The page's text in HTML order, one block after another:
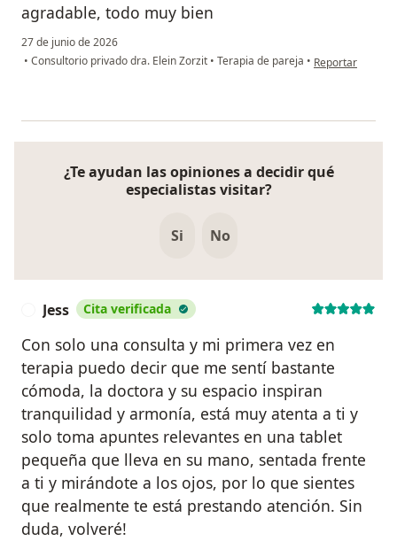
agradable, todo muy bien
27 de junio de 2026
• Consultorio privado dra. Elein Zorzit • Terapia de pareja • en opinión del
Reportar
¿Te ayudan las opiniones a decidir qué
especialistas visitar?
Si No
Jess Cita verificada
Con solo una consulta y mi primera vez en
terapia puedo decir que me sentí bastante
cómoda, la doctora y su espacio inspiran
tranquilidad y armonía, está muy atenta a ti y
solo toma apuntes relevantes en una tablet
pequeña que lleva en su mano, sentada frente
a ti y mirándote a los ojos, por lo que sientes
que realmente te está prestando atención. Sin
duda, volveré!